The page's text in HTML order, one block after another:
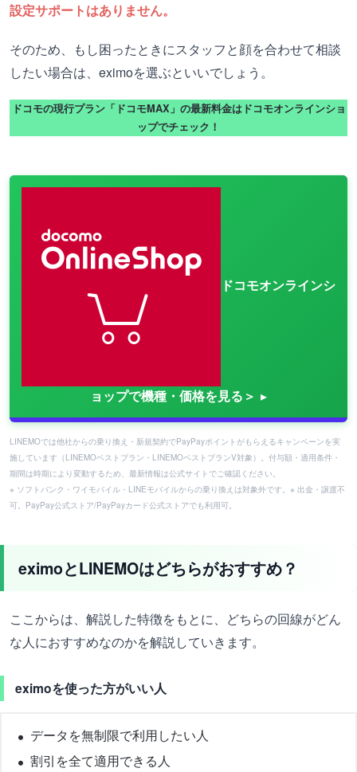
設定サポートはありません。
そのため、もし困ったときにスタッフと顔を合わせて相談
したい場合は、eximoを選ぶといいでしょう。
ドコモの現行プラン「ドコモMAX」の最新料金はドコモオンラインショ
ップでチェック！
ドコモオンラインシ
ョップで機種・価格を見る＞
LINEMOでは他社からの乗り換え・新規契約でPayPayポイントがもらえるキャンペーンを実
施しています（LINEMOベストプラン・LINEMOベストプランV対象）。付与額・適用条件・
期間は時期により変動するため、最新情報は公式サイトでご確認ください。
※ ソフトバンク・ワイモバイル・LINEモバイルからの乗り換えは対象外です。※ 出金・譲渡不
可。PayPay公式ストア/PayPayカード公式ストアでも利用可。
eximoとLINEMOはどちらがおすすめ？
ここからは、解説した特徴をもとに、どちらの回線がどん
な人におすすめなのかを解説していきます。
eximoを使った方がいい人
データを無制限で利用したい人
割引を全て適用できる人